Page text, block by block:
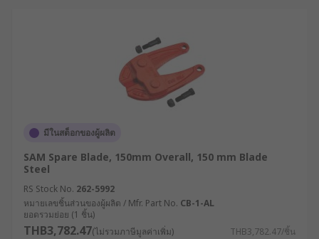
มีในสต็อกของผู้ผลิต
SAM Spare Blade, 150mm Overall, 150 mm Blade
Steel
RS Stock No. 262-5992
หมายเลขชิ้นส่วนของผู้ผลิต / Mfr. Part No. CB-1-AL
ยอดรวมย่อย (1 ชิ้น)
THB3,782.47(ไม่รวมภาษีมูลค่าเพิ่ม) THB3,782.47/ชิ้น